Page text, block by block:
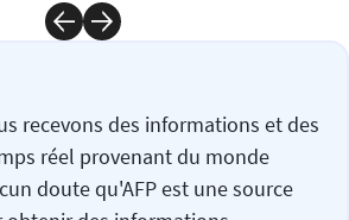
recevons des informations et des
réel provenant du monde
doute qu'AFP est une source